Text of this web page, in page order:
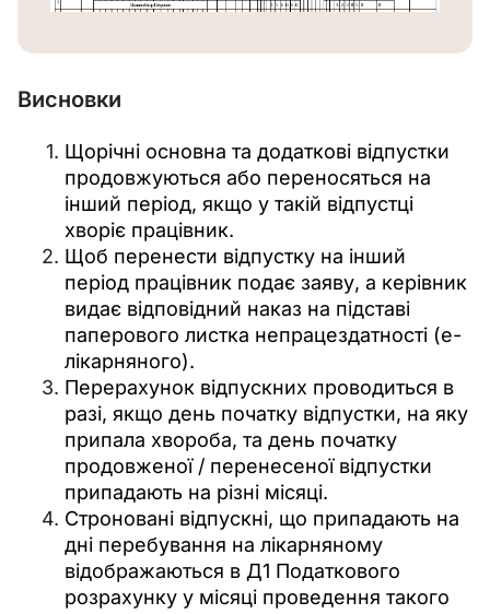
Висновки
Щорічні основна та додаткові відпустки
продовжуються або переносяться на
інший період, якщо у такій відпустці
хворіє працівник.
Щоб перенести відпустку на інший
період працівник подає заяву, а керівник
видає відповідний наказ на підставі
паперового листка непрацездатності (е-
лікарняного).
Перерахунок відпускних проводиться в
разі, якщо день початку відпустки, на яку
припала хвороба, та день початку
продовженої / перенесеної відпустки
припадають на різні місяці.
Строновані відпускні, що припадають на
дні перебування на лікарняному
відображаються в Д1 Податкового
розрахунку у місяці проведення такого